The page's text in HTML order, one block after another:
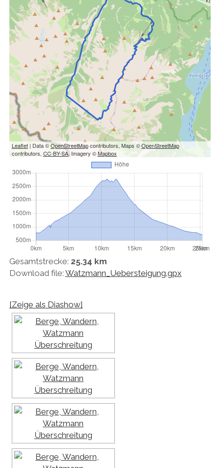
Leaflet| Data ©OpenStreetMapcontributors, Maps ©OpenStreetMap
contributors, CC-BY-SA, Imagery ©Mapbox
Gesamtstrecke: 25.34 km
Download file: Watzmann_Uebersteigung.gpx
[Zeige als Diashow]